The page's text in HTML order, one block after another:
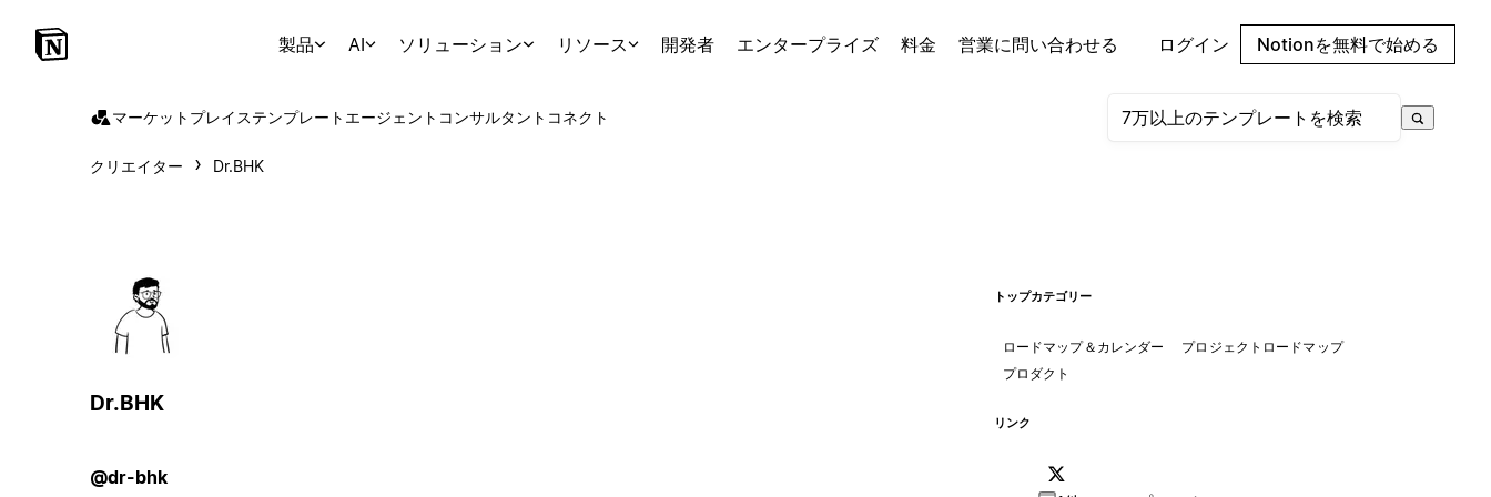
製品 AI ソリューション リソース 開発者 エンタープライズ 料金 営業に問い合わせる ログイン Notionを無料で始める
マーケットプレイステンプレート エージェント コンサルタント コネクト
クリエイター Dr.BHK
Dr.BHK
@dr-bhk
トップカテゴリー
ロードマップ＆カレンダー
プロジェクトロードマップ
プロダクト
リンク